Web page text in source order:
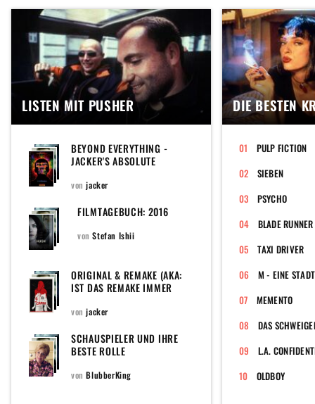
LISTEN MIT PUSHER
BEYOND EVERYTHING -
JACKER'S ABSOLUTE
vonjacker
FILMTAGEBUCH: 2016
vonStefan Ishii
ORIGINAL & REMAKE (AKA:
IST DAS REMAKE IMMER
vonjacker
SCHAUSPIELER UND IHRE
BESTE ROLLE
vonBlubberKing
DIE BESTEN
PULP FICTION
SIEBEN
PSYCHO
BLADE RUNNER
TAXI DRIVER
M - EINE
MEMENTO
DAS
L.A.
OLDBOY